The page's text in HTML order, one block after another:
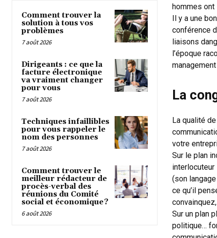
Comment trouver la
solution à tous vos
problèmes
7 août 2026
Dirigeants : ce que la
facture électronique
va vraiment changer
pour vous
7 août 2026
Techniques infaillibles
pour vous rappeler le
nom des personnes
7 août 2026
Comment trouver le
meilleur rédacteur de
procès-verbal des
réunions du Comité
social et économique ?
6 août 2026
hommes
Il y a une
conférence
liaisons
l’époque
La
La qualité
votre
Sur le plan
(son
ce qu’il
Sur un plan
politique…